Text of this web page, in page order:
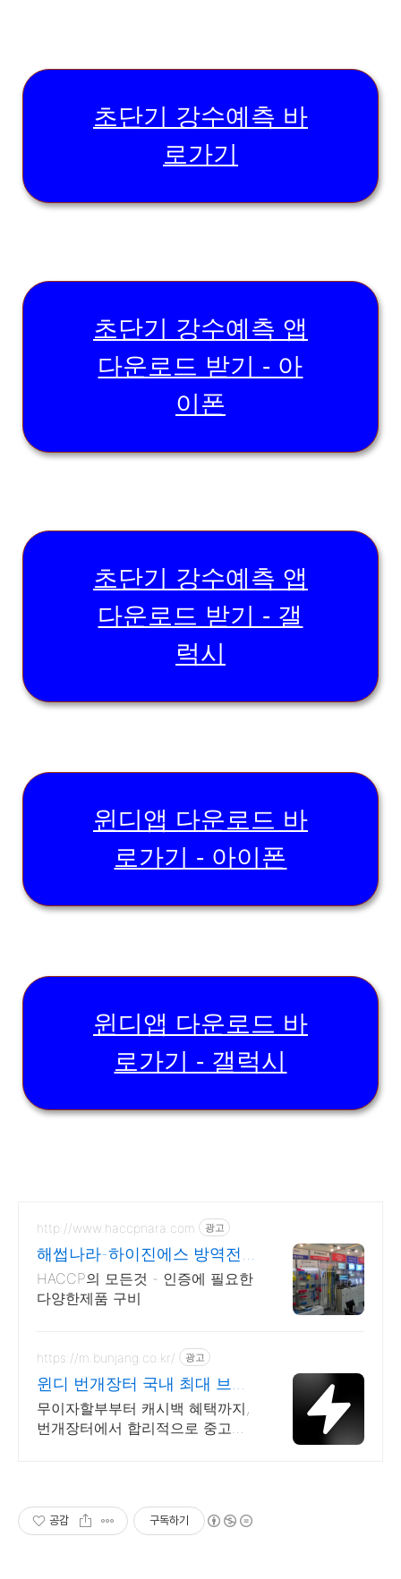
초단기 강수예측 바
로가기
초단기 강수예측 앱
다운로드 받기 - 아
이폰
초단기 강수예측 앱
다운로드 받기 - 갤
럭시
윈디앱 다운로드 바
로가기 - 아이폰
윈디앱 다운로드 바
로가기 - 갤럭시
http://www.haccpnara.com 광고
해썹나라-하이진에스 방역전
문쇼핑몰
HACCP의 모든것 - 인증에 필요한
다양한제품 구비
https://m.bunjang.co.kr/ 광고
윈디 번개장터 국내 최대 브랜
드 중고거래
무이자할부부터 캐시백 혜택까지,
번개장터에서 합리적으로 중고거
공감 구독하기